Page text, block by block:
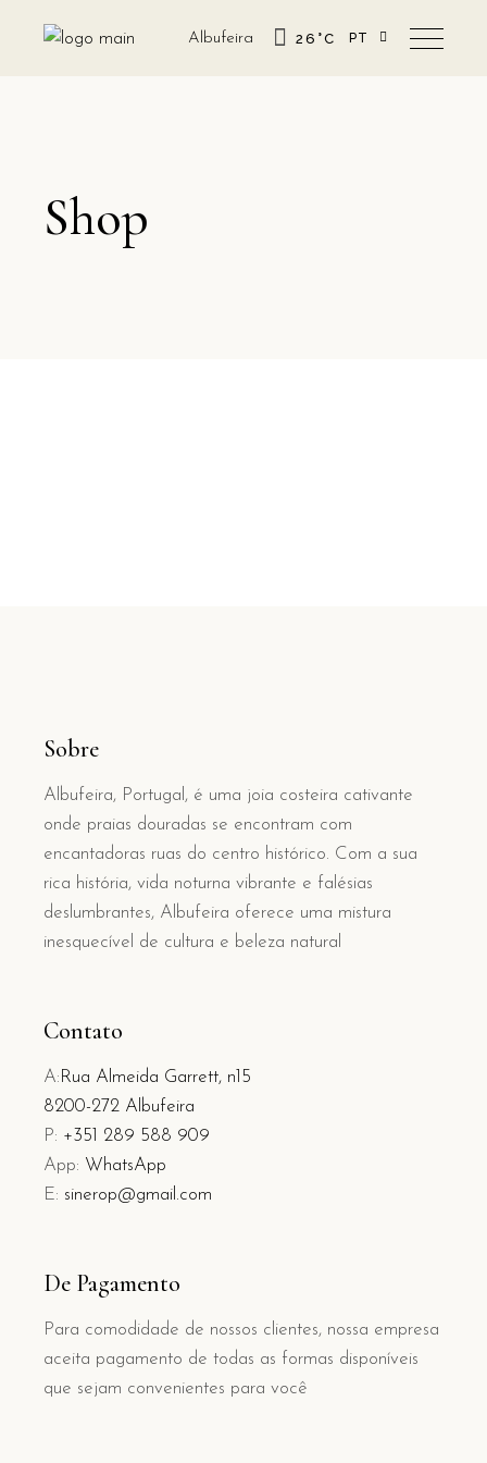
Albufeira 26 °C PT
Shop
Sobre
Albufeira, Portugal, é uma joia costeira cativante
onde praias douradas se encontram com
encantadoras ruas do centro histórico. Com a sua
rica história, vida noturna vibrante e falésias
deslumbrantes, Albufeira oferece uma mistura
inesquecível de cultura e beleza natural
Contato
A: Rua Almeida Garrett, n15
8200-272 Albufeira
P: +351 289 588 909
App: WhatsApp
E: sinerop@gmail.com
De Pagamento
Para comodidade de nossos clientes, nossa empresa
aceita pagamento de todas as formas disponíveis
que sejam convenientes para você